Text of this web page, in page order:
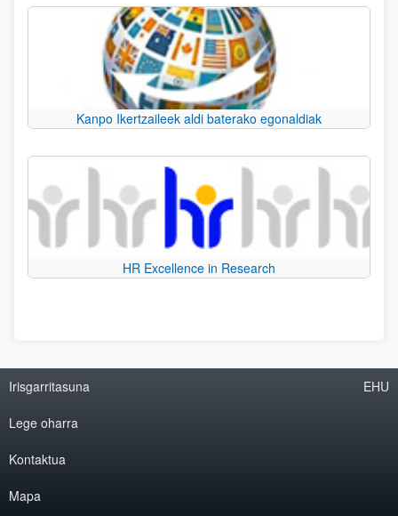
Kanpo Ikertzaileek aldi baterako egonaldiak
HR Excellence in Research
Irisgarritasuna
Lege oharra
Kontaktua
Mapa
EHU